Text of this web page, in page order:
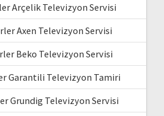
Arçelik Televizyon Servisi
Axen Televizyon Servisi
Beko Televizyon Servisi
Garantili Televizyon Tamiri
Grundig Televizyon Servisi